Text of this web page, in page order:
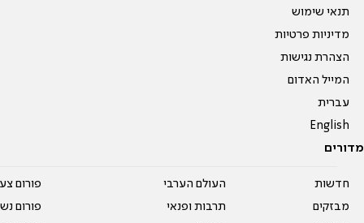
תנאי שימוש
מדיניות פרטיות
הצהרת נגישות
המייל האדום
עברית
English
מדורים
חדשות
מבזקים
העולם הערבי
תרבות ופנאי
פורום
פורום